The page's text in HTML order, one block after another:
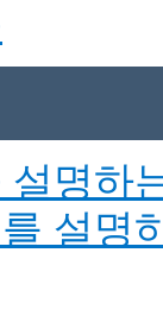
설명하
설명